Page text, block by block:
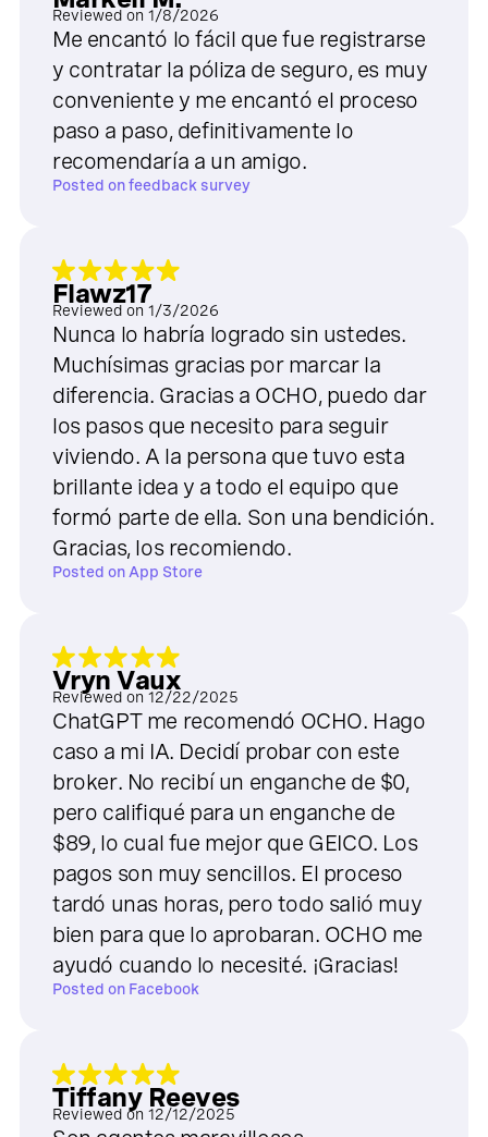
Reviewed on 1/8/2026
Me encantó lo fácil que fue registrarse
y contratar la póliza de seguro, es muy
conveniente y me encantó el proceso
paso a paso, definitivamente lo
recomendaría a un amigo.
Posted onfeedback survey
Flawz17
Reviewed on 1/3/2026
Nunca lo habría logrado sin ustedes.
Muchísimas gracias por marcar la
diferencia. Gracias a OCHO, puedo dar
los pasos que necesito para seguir
viviendo. A la persona que tuvo esta
brillante idea y a todo el equipo que
formó parte de ella. Son una bendición.
Gracias, los recomiendo.
Posted onApp Store
Vryn Vaux
Reviewed on 12/22/2025
ChatGPT me recomendó OCHO. Hago
caso a mi IA. Decidí probar con este
broker. No recibí un enganche de $0,
pero califiqué para un enganche de
$89, lo cual fue mejor que GEICO. Los
pagos son muy sencillos. El proceso
tardó unas horas, pero todo salió muy
bien para que lo aprobaran. OCHO me
ayudó cuando lo necesité. ¡Gracias!
Posted on Facebook
Tiffany Reeves
Reviewed on 12/12/2025